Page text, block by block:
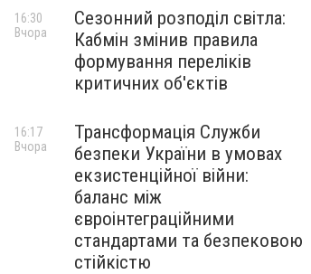
Сезонний розподіл світла:
Кабмін змінив правила
формування переліків
критичних об'єктів
16:30
Вчора
Трансформація Служби
безпеки України в умовах
екзистенційної війни:
баланс між
євроінтеграційними
стандартами та безпековою
стійкістю
16:17
Вчора